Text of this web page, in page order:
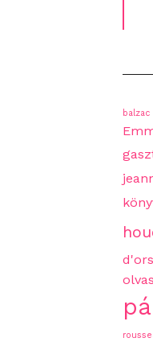
balzac